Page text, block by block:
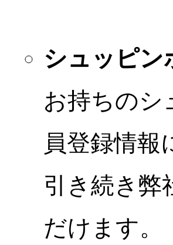
シュッピン
お持ちのシ
員登録情報
引き続き弊
だけます。